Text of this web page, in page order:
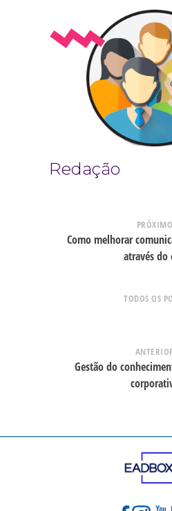
Redação
PRÓXIMO
Como melhorar
através do
TODOS OS
Gestão do